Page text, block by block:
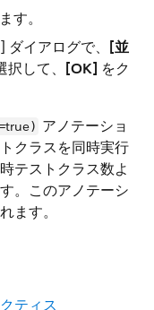
す。
イアログで、
[並
択して、 [OK] をク
true) アノテーショ
クラスを同時実行
テストクラス数よ
。このアノテーシ
ます。
ティス